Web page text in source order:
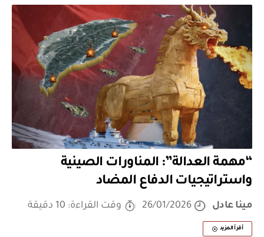
“مهمة العدالة”: المناورات الصينية
واستراتيجيات الدفاع المضاد
مينا عادل 26/01/2026 وقت القراءة: 10 دقيقة
أقرأ المزيد